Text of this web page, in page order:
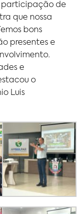
participação de
que nossa
bons
presentes e
e
o
Luis